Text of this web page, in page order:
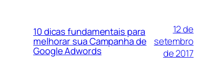
10 dicas fundamentais para
melhorar sua Campanha de
Google Adwords
12 de
setembro
de 2017